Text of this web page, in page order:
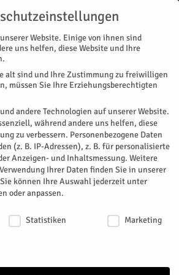
bereits stattgefunden.
Kleine Auszeit mit
Website. Einige von ihnen sind
uns helfen, diese Website und Ihre
alt sind und Ihre Zustimmung zu freiwilligen
müssen Sie Ihre Erziehungsberechtigten
andere Technologien auf unserer Website.
während andere uns helfen, diese
zu verbessern. Personenbezogene Daten
(z. B. IP-Adressen), z. B. für personalisierte
Anzeigen- und Inhaltsmessung. Weitere
Ihrer Daten finden Sie in unserer
Sie können Ihre Auswahl jederzeit unter
oder anpassen.
Statistiken
Marketing